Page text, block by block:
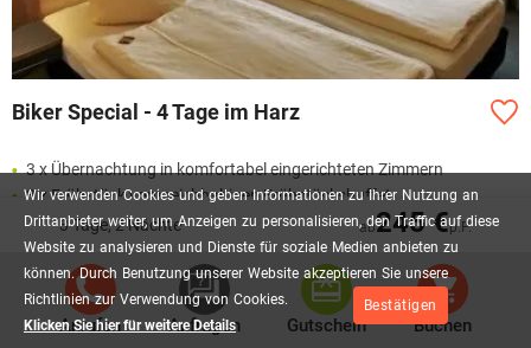
Wir verwenden Cookies und geben Informationen zu Ihrer Nutzung an
Drittanbieter weiter, um Anzeigen zu personalisieren, den Traffic auf diese
Website zu analysieren und Dienste für soziale Medien anbieten zu
können. Durch Benutzung unserer Website akzeptieren Sie unsere
Richtlinien zur Verwendung von Cookies.
Klicken Sie hier für weitere Details
Bestätigen
3 Tage, 2 Nächte ab245 €p.P.
Anrufen Anfragen Gutschein Buchen
Biker Special - 4 Tage im Harz
3 x Übernachtung in komfortabel eingerichteten Zimmern
3 x Frühstück vom reichhaltigen Frühstücksbuffet
3 x Abendessen im Restaurant Casablanca (1 Hauptgericht zur
Wahl)
3 x inklusive 0,3l Hasseröder Pils vom Fass